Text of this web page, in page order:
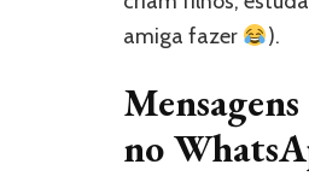
amiga fazer
).
no